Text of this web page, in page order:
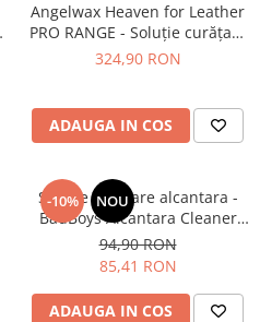
Angelwax Heaven for Leather
PRO RANGE - Soluție curățare
piele, cu pH neutru (5L)
324,90 RON
ADAUGA IN COS
-10% NOU
Soluție curățare alcantara -
BadBoys Alcantara Cleaner
(1L)
94,90 RON
85,41 RON
ADAUGA IN COS